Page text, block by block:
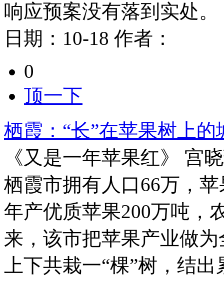
响应预案没有落到实处。
日期： 10-18 作者：
0
顶一下
栖霞：“长”在苹果树上
《又是一年苹果红》 宫
栖霞市拥有人口66万，
年产优质苹果200万吨，
来，该市把苹果产业做
上下共栽一“棵”树，结